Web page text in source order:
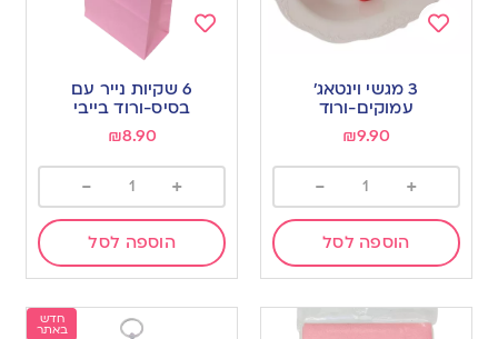
wishlist
3 מגשי וינטאג’
עמוקים-ורוד
₪9.90
+
-
הוספה לסל
wishlist
6 שקיות נייר עם
בסיס-ורוד בייבי
₪8.90
+
-
הוספה לסל
חדש
באתר